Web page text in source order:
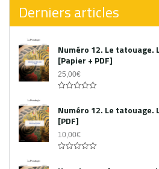
Derniers articles
Numéro 12. Le tatouage.
[Papier + PDF]
25,00€
out
of
5
Numéro 12. Le tatouage.
[PDF]
10,00€
out